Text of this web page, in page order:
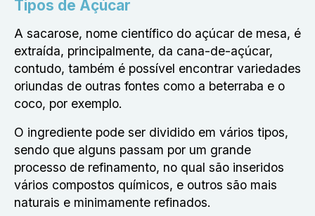
Tipos de Açúcar
A sacarose, nome científico do açúcar de mesa, é
extraída, principalmente, da cana-de-açúcar,
contudo, também é possível encontrar variedades
oriundas de outras fontes como a beterraba e o
coco, por exemplo.
O ingrediente pode ser dividido em vários tipos,
sendo que alguns passam por um grande
processo de refinamento, no qual são inseridos
vários compostos químicos, e outros são mais
naturais e minimamente refinados.